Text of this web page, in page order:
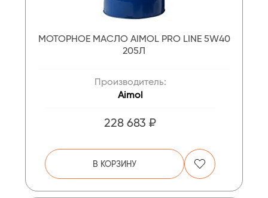
МОТОРНОЕ МАСЛО AIMOL PRO LINE 5W40
205Л
Производитель:
Aimol
228 683 ₽
В КОРЗИНУ